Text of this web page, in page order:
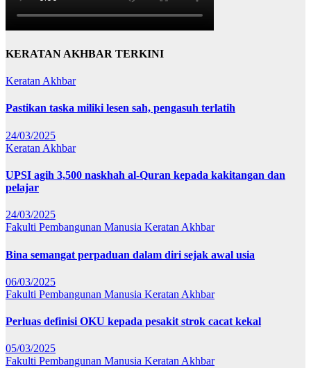
KERATAN AKHBAR TERKINI
Keratan Akhbar
Pastikan taska miliki lesen sah, pengasuh terlatih
24/03/2025
Keratan Akhbar
UPSI agih 3,500 naskhah al-Quran kepada kakitangan dan
pelajar
24/03/2025
Fakulti Pembangunan Manusia Keratan Akhbar
Bina semangat perpaduan dalam diri sejak awal usia
06/03/2025
Fakulti Pembangunan Manusia Keratan Akhbar
Perluas definisi OKU kepada pesakit strok cacat kekal
05/03/2025
Fakulti Pembangunan Manusia Keratan Akhbar